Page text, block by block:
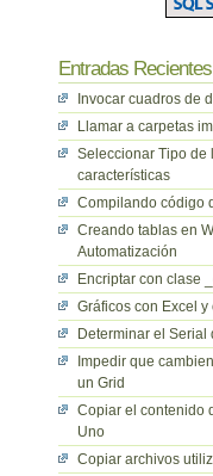
Entradas Recientes
Invocar cuadros de
Llamar a carpetas
Seleccionar Tipo de
características
Compilando código
Creando tablas en
Automatización
Encriptar con clase
Gráficos con Excel
Determinar el Serial
Impedir que
un Grid
Copiar el contenido
Uno
Copiar archivos